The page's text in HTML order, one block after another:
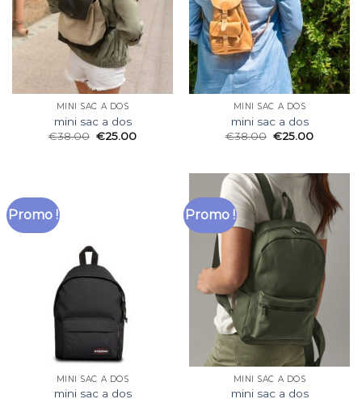
MINI SAC A DOS
mini sac a dos
€38.00 €25.00
MINI SAC A DOS
mini sac a dos
€38.00 €25.00
Promo !
MINI SAC A DOS
mini sac a dos
Promo !
MINI SAC A DOS
mini sac a dos